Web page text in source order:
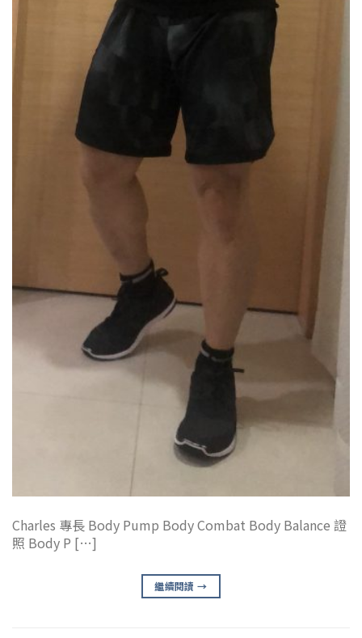
Charles 專長 Body Pump Body Combat Body Balance 證
照 Body P […]
繼續閱讀→